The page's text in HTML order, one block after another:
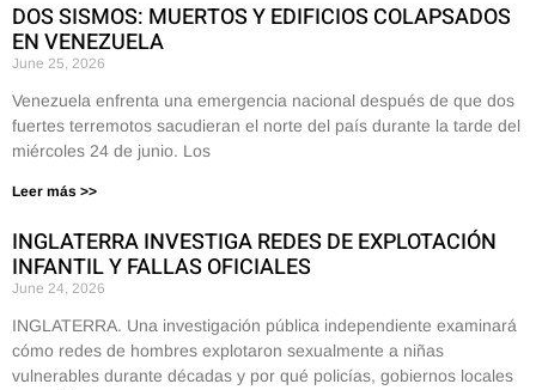
DOS SISMOS: MUERTOS Y EDIFICIOS COLAPSADOS
EN VENEZUELA
June 25, 2026
Venezuela enfrenta una emergencia nacional después de que dos
fuertes terremotos sacudieran el norte del país durante la tarde del
miércoles 24 de junio. Los
Leer más >>
INGLATERRA INVESTIGA REDES DE EXPLOTACIÓN
INFANTIL Y FALLAS OFICIALES
June 24, 2026
INGLATERRA. Una investigación pública independiente examinará
cómo redes de hombres explotaron sexualmente a niñas
vulnerables durante décadas y por qué policías, gobiernos locales